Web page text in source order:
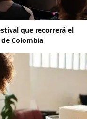
que recorrerá el
Colombia